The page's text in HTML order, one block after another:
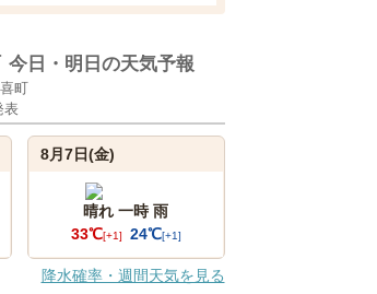
今日・明日の天気予報
町
表
8月7日(金)
晴れ 一時 雨
33℃[+1] 24℃[+1]
降水確率・週間天気を見る